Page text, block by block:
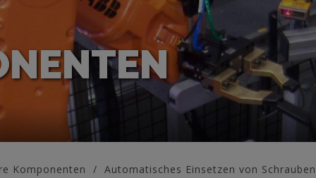
Komponenten Automatisches Einsetzen von